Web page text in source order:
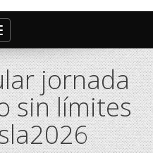
jornada
sin límites